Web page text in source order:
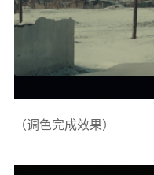
（调色完成效果）